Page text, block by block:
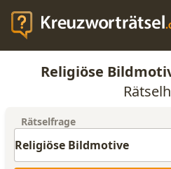
Religiöse
Rätselfrage